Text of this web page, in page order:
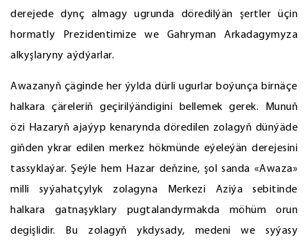
derejede dynç almagy ugrunda döredilýän şertler üçin
hormatly Prezidentimize we Gahryman Arkadagymyza
alkyşlaryny aýdýarlar.
Awazanyň çäginde her ýylda dürli ugurlar boýunça birnäçe
halkara çäreleriň geçirilýändigini bellemek gerek. Munuň
özi Hazaryň ajaýyp kenarynda döredilen zolagyň dünýäde
giňden ykrar edilen merkez hökmünde eýeleýän derejesini
tassyklaýar. Şeýle hem Hazar deňzine, şol sanda «Awaza»
milli syýahatçylyk zolagyna Merkezi Aziýa sebitinde
halkara gatnaşyklary pugtalandyrmakda möhüm orun
degişlidir. Bu zolagyň ykdysady, medeni we syýasy